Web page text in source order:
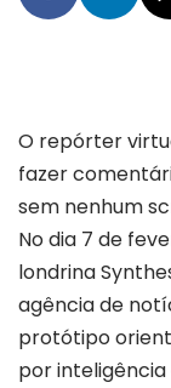
O repórter
fazer
sem nenhum
No dia 7 de
londrina
agência de
protótipo
por